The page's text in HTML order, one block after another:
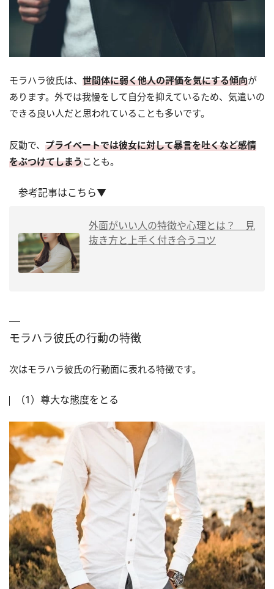
モラハラ彼氏は、 世間体に弱く他人の評価を気にする傾向が
あります。外では我慢をして自分を抑えているため、気遣いの
できる良い人だと思われていることも多いです。
反動で、 プライベートでは彼女に対して暴言を吐くなど感情
をぶつけてしまうことも。
参考記事はこちら▼
外面がいい人の特徴や心理とは？ 見
抜き方と上手く付き合うコツ
モラハラ彼氏の行動の特徴
次はモラハラ彼氏の行動面に表れる特徴です。
（1）尊大な態度をとる